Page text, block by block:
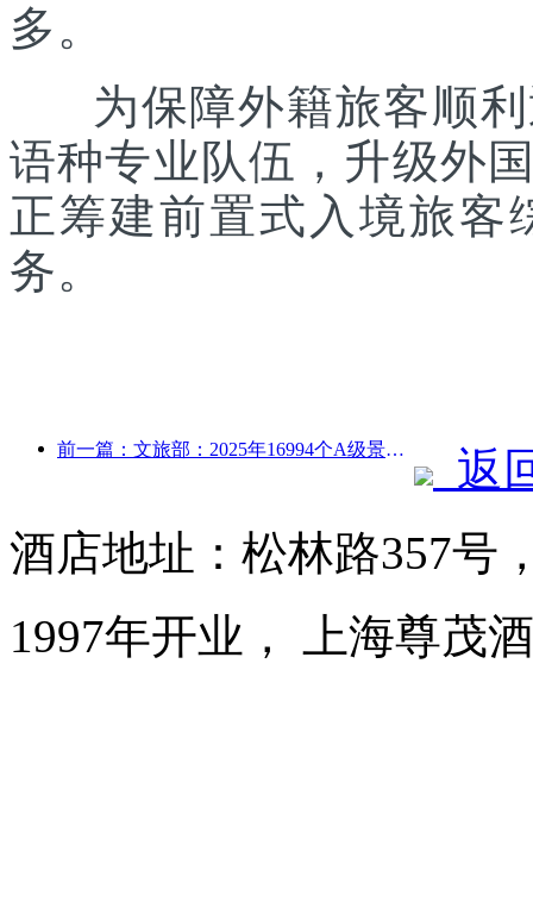
多。
为保障外籍旅客顺利
语种专业队伍，升级外
正筹建前置式入境旅客
务。
前一篇：文旅部：2025年16994个A级景区接待游客75.1亿人次，旅游收入5544.9亿
返
酒店地址：松林路357号
1997年开业， 上海尊